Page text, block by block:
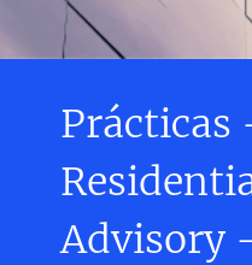
Prácticas
Advisory